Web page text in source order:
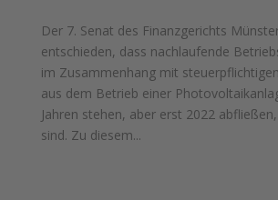
Der 7. Senat des Finanzgerichts
entschieden, dass nachlaufende
im Zusammenhang mit
aus dem Betrieb einer
Jahren stehen, aber erst 2022
sind. Zu diesem...